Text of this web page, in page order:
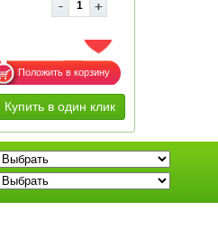
ДОБАВИТЬ В ИЗБРАННОЕ